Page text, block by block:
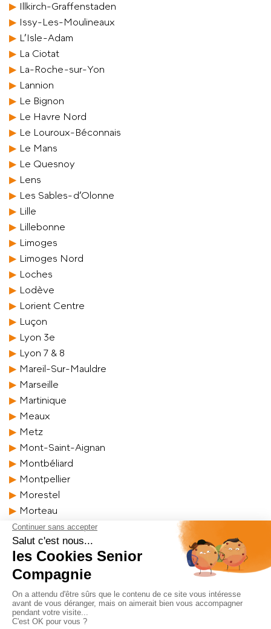
Illkirch-Graffenstaden
Issy-Les-Moulineaux
L’Isle-Adam
La Ciotat
La-Roche-sur-Yon
Lannion
Le Bignon
Le Havre Nord
Le Louroux-Béconnais
Le Mans
Le Quesnoy
Lens
Les Sables-d’Olonne
Lille
Lillebonne
Limoges
Limoges Nord
Loches
Lodève
Lorient Centre
Luçon
Lyon 3e
Lyon 7 & 8
Mareil-Sur-Mauldre
Marseille
Martinique
Meaux
Metz
Mont-Saint-Aignan
Montbéliard
Montpellier
Morestel
Morteau
Nîmes
Nancy
Nanterre
Nantes Nord
Nantes Sud
Neuilly-sur-Marne
Neuilly-Sur-Seine